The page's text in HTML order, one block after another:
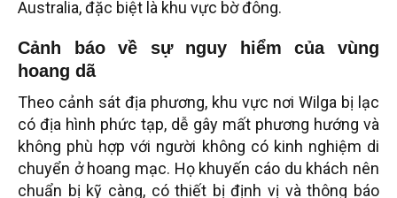
Australia, đặc biệt là khu vực bờ đông.
Cảnh báo về sự nguy hiểm của vùng
hoang dã
Theo cảnh sát địa phương, khu vực nơi Wilga bị lạc
có địa hình phức tạp, dễ gây mất phương hướng và
không phù hợp với người không có kinh nghiệm di
chuyển ở hoang mạc. Họ khuyến cáo du khách nên
chuẩn bị kỹ càng, có thiết bị định vị và thông báo